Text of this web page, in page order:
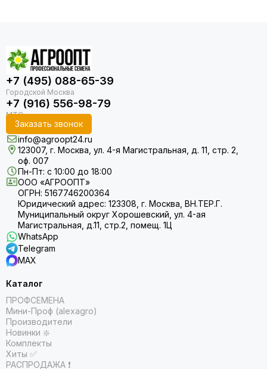
+7 (495) 088-65-39
+7 (916) 556-98-79
Заказать звонок
info@agroopt24.ru
123007, г. Москва, ул. 4-я Магистральная, д. 11, стр. 2,
оф. 007
Пн-Пт: с 10:00 до 18:00
ООО «АГРООПТ»
ОГРН: 5167746200364
Юридический адрес: 123308, г. Москва, ВН.ТЕР.Г.
Муниципальный округ Хорошевский, ул. 4-ая
Магистральная, д.11, стр.2, помещ. 1Ц
WhatsApp
Telegram
MAX
Каталог
ПРОФСЕМЕНА
Мини-Проф (alexagro)
Производители
Новинки ❇️
Комплекты
Хиты ✅
РАСПРОДАЖА ❗️